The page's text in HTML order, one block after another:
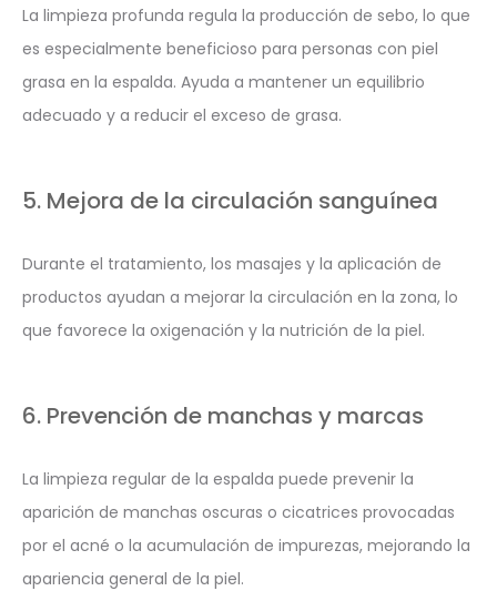
La limpieza profunda regula la producción de sebo, lo que
es especialmente beneficioso para personas con piel
grasa en la espalda. Ayuda a mantener un equilibrio
adecuado y a reducir el exceso de grasa.
5. Mejora de la circulación sanguínea
Durante el tratamiento, los masajes y la aplicación de
productos ayudan a mejorar la circulación en la zona, lo
que favorece la oxigenación y la nutrición de la piel.
6. Prevención de manchas y marcas
La limpieza regular de la espalda puede prevenir la
aparición de manchas oscuras o cicatrices provocadas
por el acné o la acumulación de impurezas, mejorando la
apariencia general de la piel.